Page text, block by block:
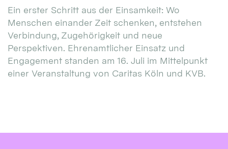
Ein erster Schritt aus der Einsamkeit: Wo
Menschen einander Zeit schenken, entstehen
Verbindung, Zugehörigkeit und neue
Perspektiven. Ehrenamtlicher Einsatz und
Engagement standen am 16. Juli im Mittelpunkt
einer Veranstaltung von Caritas Köln und KVB.